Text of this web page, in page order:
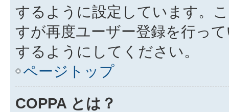
するように設定しています。
すが再度ユーザー登録を行っ
するようにしてください。
ページトップ
COPPA とは？